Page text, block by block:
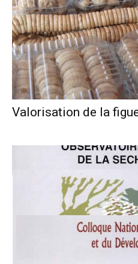
Valorisation de la